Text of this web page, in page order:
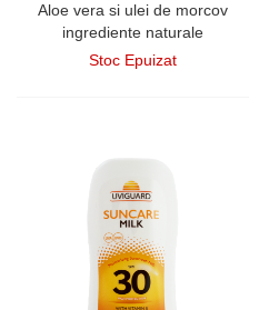
Aloe vera si ulei de morcov
ingrediente naturale
Stoc Epuizat